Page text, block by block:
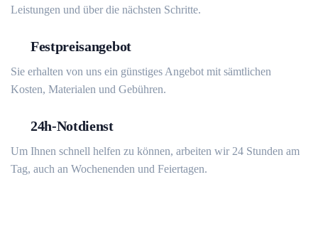
Leistungen und über die nächsten Schritte.
Festpreisangebot
Sie erhalten von uns ein günstiges Angebot mit sämtlichen
Kosten, Materialen und Gebühren.
24h-Notdienst
Um Ihnen schnell helfen zu können, arbeiten wir 24 Stunden am
Tag, auch an Wochenenden und Feiertagen.